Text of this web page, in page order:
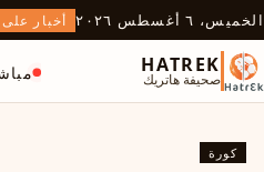
الخميس، ٦ أغسطس ٢٠٢٦ أخبار
HATREK
صحيفة هاتريك
كورة